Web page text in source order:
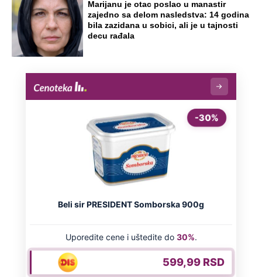
Marijanu je otac poslao u manastir
zajedno sa delom nasledstva: 14 godina
bila zazidana u sobici, ali je u tajnosti
decu rađala